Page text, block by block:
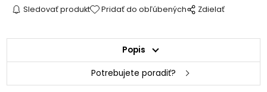
Sledovať produkt Pridať do obľúbených Zdielať
Popis
Potrebujete poradiť?